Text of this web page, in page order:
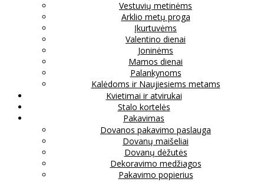
Vestuvių metinėms
Arklio metų proga
Įkurtuvėms
Valentino dienai
Joninėms
Mamos dienai
Palankynoms
Kalėdoms ir Naujiesiems metams
Kvietimai ir atvirukai
Stalo kortelės
Pakavimas
Dovanos pakavimo paslauga
Dovanų maišeliai
Dovanų dėžutės
Dekoravimo medžiagos
Pakavimo popierius